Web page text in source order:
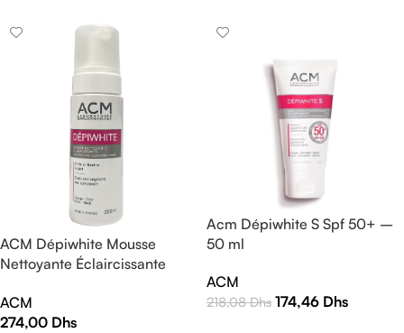
ACM Dépiwhite Mousse
Nettoyante Éclaircissante
ACM
274,00 Dhs
Acm Dépiwhite S Spf 50+ –
50 ml
ACM
218,08Dhs 174,46 Dhs